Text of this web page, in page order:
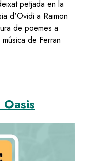
petjada en la
d'Ovidi a Raimon
de poemes a
de Ferran